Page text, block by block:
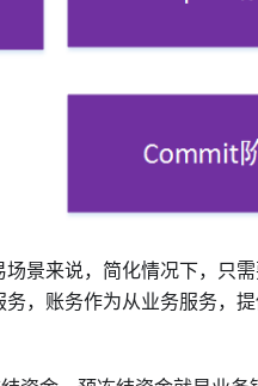
景来说，简化情况下，只
，账务作为从业务服务，提